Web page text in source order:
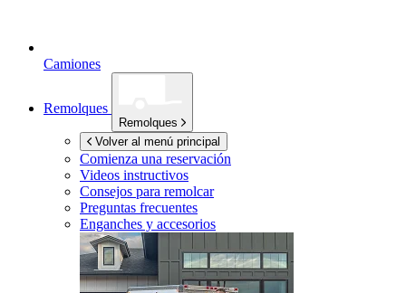
Camiones
Remolques
Remolques
Volver al menú principal
Comienza una reservación
Videos instructivos
Consejos para remolcar
Preguntas frecuentes
Enganches y accesorios